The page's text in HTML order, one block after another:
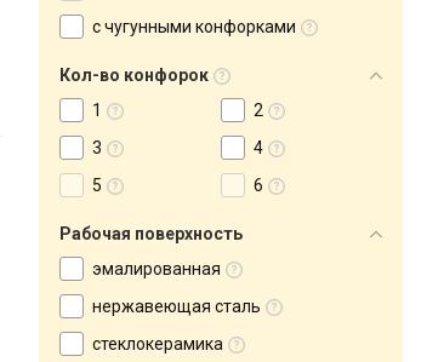
с чугунными конфорками
Кол-во конфорок
1
2
3
4
5
6
Рабочая поверхность
эмалированная
нержавеющая сталь
стеклокерамика